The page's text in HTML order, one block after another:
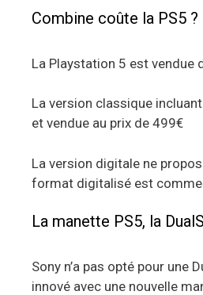
Combine coûte la PS5 ?
La Playstation 5 est vendue
La version classique
et vendue au prix de 499€
La version digitale ne
format digitalisé est
La manette PS5, la
Sony n’a pas opté pour une
innové avec une nouvelle